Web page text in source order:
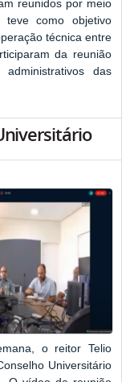
reunidos por meio
teve como objetivo
técnica entre
da reunião
administrativos das
o reitor Telio
Universitário